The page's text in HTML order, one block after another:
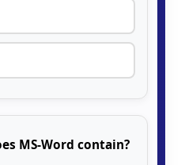
MS-Word contain?